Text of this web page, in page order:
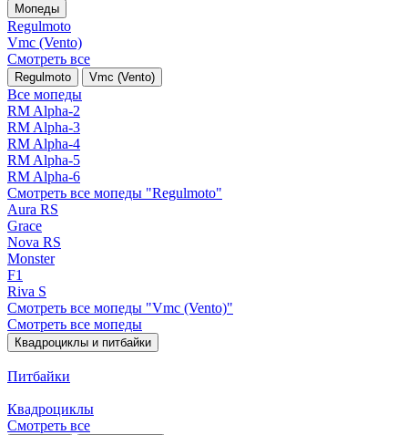
Мопеды
Regulmoto
Vmc (Vento)
Смотреть все
Regulmoto Vmc (Vento)
Все мопеды
RM Alpha-2
RM Alpha-3
RM Alpha-4
RM Alpha-5
RM Alpha-6
Смотреть все мопеды "Regulmoto"
Aura RS
Grace
Nova RS
Monster
F1
Riva S
Смотреть все мопеды "Vmc (Vento)"
Смотреть все мопеды
Квадроциклы и питбайки
Питбайки
Квадроциклы
Смотреть все